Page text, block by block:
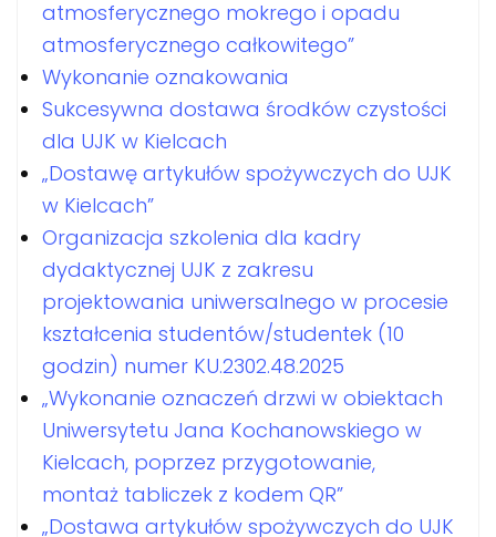
atmosferycznego mokrego i opadu
atmosferycznego całkowitego”
Wykonanie oznakowania
Sukcesywna dostawa środków czystości
dla UJK w Kielcach
„Dostawę artykułów spożywczych do UJK
w Kielcach”
Organizacja szkolenia dla kadry
dydaktycznej UJK z zakresu
projektowania uniwersalnego w procesie
kształcenia studentów/studentek (10
godzin) numer KU.2302.48.2025
„Wykonanie oznaczeń drzwi w obiektach
Uniwersytetu Jana Kochanowskiego w
Kielcach, poprzez przygotowanie,
montaż tabliczek z kodem QR”
„Dostawa artykułów spożywczych do UJK